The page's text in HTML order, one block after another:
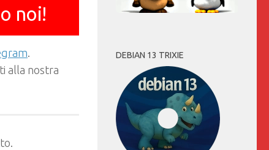
noi!
.
alla nostra
DEBIAN 13 TRIXIE